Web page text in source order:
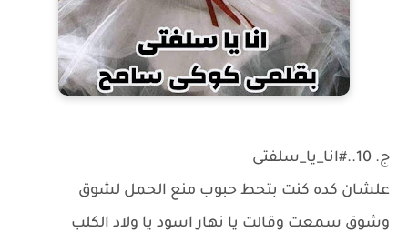
ج. 10..#انا_يا_سلفتى
علشان كده كنت بتحط حبوب منع الحمل لشوق
وشوق سمعت وقالت يا نهار اسود يا ولاد الكلب